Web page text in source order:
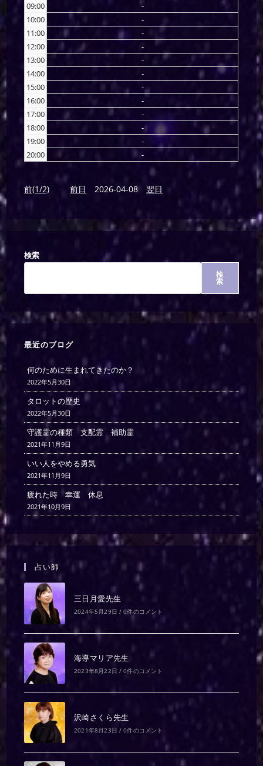
09:00
-
10:00
-
11:00
-
12:00
-
13:00
-
14:00
-
15:00
-
16:00
-
17:00
-
18:00
-
19:00
-
20:00
-
前(1/2) 前日 2026-04-08 翌日
検索
検
索
最近のブログ
何のために生まれてきたのか？
2022年5月30日
タロットの歴史
2022年5月30日
守護霊の種類 支配霊 補助霊
2021年11月9日
いい人をやめる勇気
2021年11月9日
疲れた時 幸運 休息
2021年10月9日
占い師
三日月愛先生
2024年5月29日 / 0件のコメント
海導マリア先生
2023年8月22日 / 0件のコメント
沢崎さくら先生
2021年8月23日 / 0件のコメント